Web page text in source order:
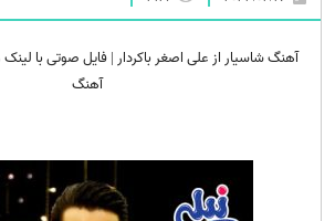
آهنگ شاسیار از علی اصغر باکردار | فایل صوتی با
آهنگ